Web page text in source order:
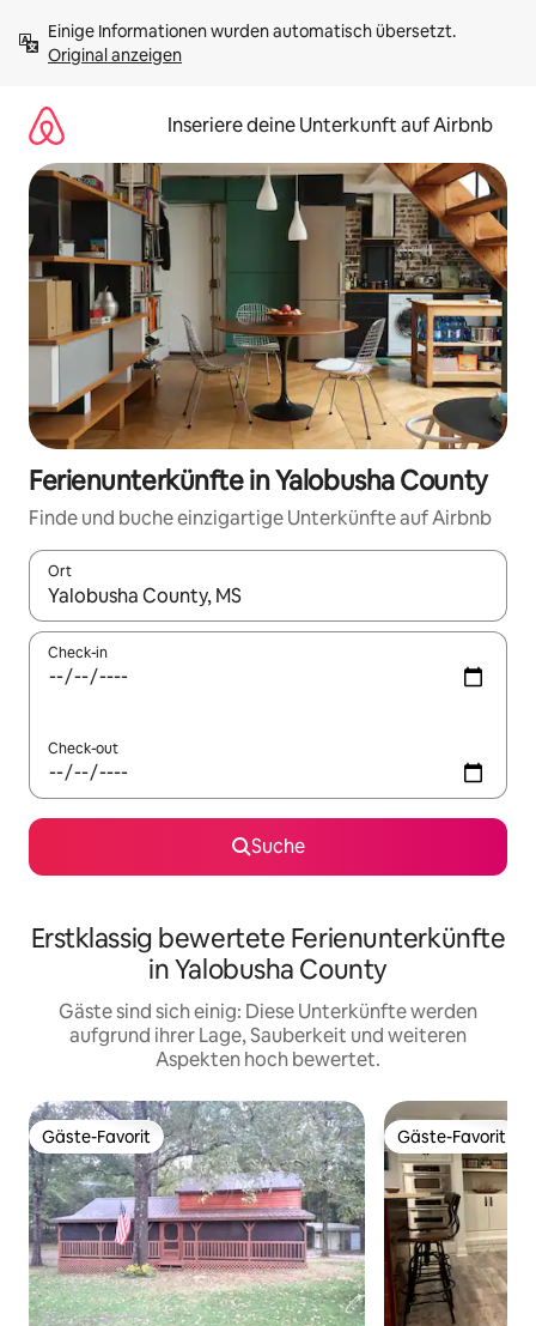
Inhalten
springenOriginal anzeigen
Inseriere deine Unterkunft auf Airbnb
Ferienunterkünfte in Yalobusha County
Finde und buche einzigartige Unterkünfte auf Airbnb
Ort
Wenn Ergebnisse verfügbar sind, navigiere mit den
Check-in
Check-out
Suche
Erstklassig bewertete Ferienunterkünfte
in Yalobusha County
Gäste sind sich einig: Diese Unterkünfte werden
aufgrund ihrer Lage, Sauberkeit und weiteren
Aspekten hoch bewertet.
Gäste-Favorit
Gäste-Favorit Gäste-Favorit
Gäste-Favorit